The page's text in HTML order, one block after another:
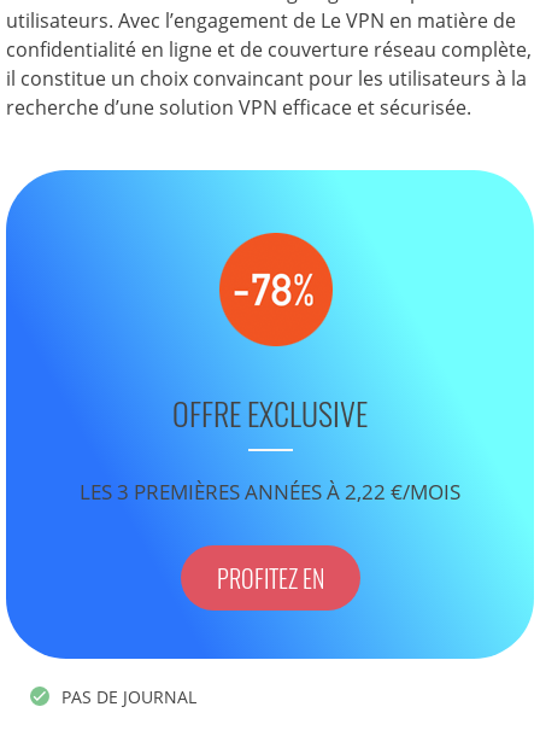
utilisateurs. Avec l’engagement de Le VPN en matière de
confidentialité en ligne et de couverture réseau complète,
il constitue un choix convaincant pour les utilisateurs à la
recherche d’une solution VPN efficace et sécurisée.
OFFRE EXCLUSIVE
LES 3 PREMIÈRES ANNÉES À 2,22 €/MOIS
PROFITEZ EN
PAS DE JOURNAL